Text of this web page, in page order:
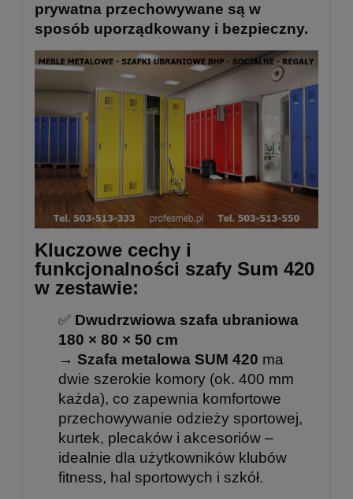
prywatna przechowywane są w
sposób uporządkowany i bezpieczny.
Kluczowe cechy i
funkcjonalności szafy Sum 420
w zestawie:
✅ Dwudrzwiowa szafa ubraniowa
180 × 80 × 50 cm
→ Szafa metalowa SUM 420 ma
dwie szerokie komory (ok. 400 mm
każda), co zapewnia komfortowe
przechowywanie odzieży sportowej,
kurtek, plecaków i akcesoriów –
idealnie dla użytkowników klubów
fitness, hal sportowych i szkół.